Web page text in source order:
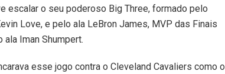
escalar o seu poderoso Big Three, formado pelo
Love, e pelo ala LeBron James, MVP das Finais
ala Iman Shumpert.
esse jogo contra o Cleveland Cavaliers como o